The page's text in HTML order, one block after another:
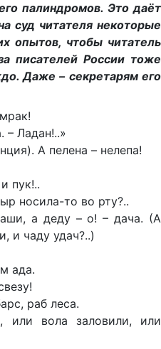
палиндромов. Это даёт
суд читателя некоторые
опытов, чтобы читатель
писателей России тоже
Даже – секретарям его
– Ладан!..»
А пелена – нелепа!
пук!..
носила-то во рту?..
а деду – о! – дача. (А
и чаду удач?..)
ада.
раб леса.
или вола заловили, или